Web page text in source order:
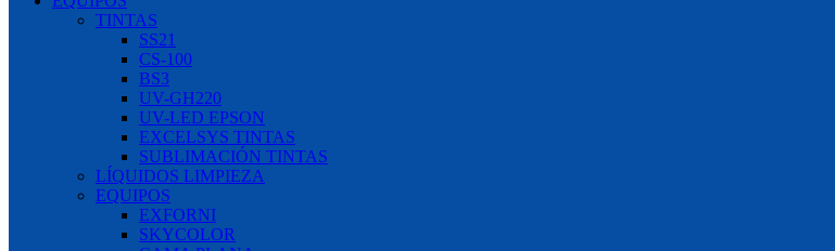
TINTAS
SS21
CS-100
BS3
UV-GH220
UV-LED EPSON
EXCELSYS TINTAS
SUBLIMACIÓN TINTAS
LÍQUIDOS LIMPIEZA
EQUIPOS
EXFORNI
SKYCOLOR